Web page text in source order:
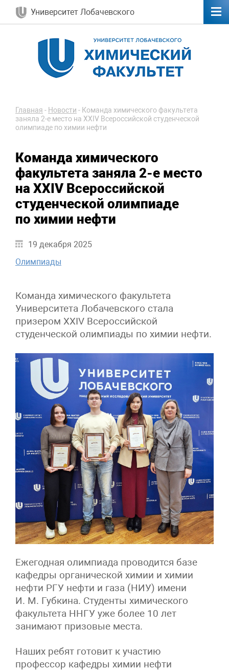
Университет Лобачевского
Главная - Новости - Команда химического факультета
заняла 2-е место на XXIV Всероссийской студенческой
олимпиаде по химии нефти
Команда химического
факультета заняла 2-е место
на XXIV Всероссийской
студенческой олимпиаде
по химии нефти
19 декабря 2025
Олимпиады
Команда химического факультета
Университета Лобачевского стала
призером XXIV Всероссийской
студенческой олимпиады по химии нефти.
Ежегодная олимпиада проводится базе
кафедры органической химии и химии
нефти РГУ нефти и газа (НИУ) имени
И. М. Губкина. Студенты химического
факультета ННГУ уже более 10 лет
занимают призовые места.
Наших ребят готовит к участию
профессор кафедры химии нефти